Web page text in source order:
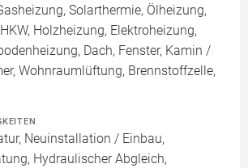
Solarthermie, Ölheizung,
Holzheizung, Elektroheizung,
Dach, Fenster, Kamin /
Wohnraumlüftung, Brennstoffzelle,
Neuinstallation / Einbau,
Hydraulischer Abgleich,